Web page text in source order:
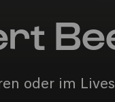
oder im